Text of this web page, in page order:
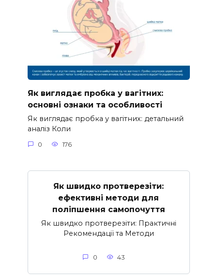
Як виглядає пробка у вагітних:
основні ознаки та особливості
Як виглядає пробка у вагітних: детальний
аналіз Коли
0 176
Як швидко протверезіти:
ефективні методи для
поліпшення самопочуття
Як швидко протверезіти: Практичні
Рекомендації та Методи
0 43